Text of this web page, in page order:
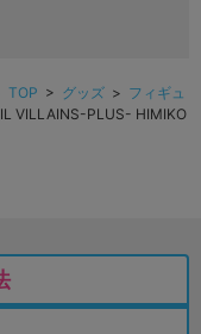
TOP > グッズ > フィギュ
VILLAINS-PLUS- HIMIKO